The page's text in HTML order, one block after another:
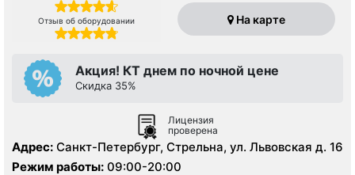
Отзыв об оборудовании На карте
Акция! КТ днем по ночной цене
Скидка 35%
Лицензия
проверена
Адрес: Санкт-Петербург, Стрельна, ул. Львовская д. 16
Режим работы: 09:00-20:00